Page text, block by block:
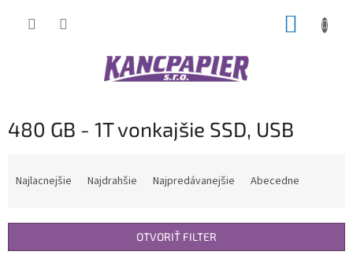
480 GB - 1T vonkajšie SSD, USB
i
Najlacnejšie Najdrahšie Najpredávanejšie Abecedne
OTVORIŤ FILTER